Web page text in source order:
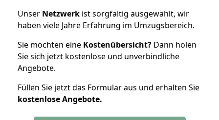
Unser Netzwerk ist sorgfältig ausgewählt, wir
haben viele Jahre Erfahrung im Umzugsbereich.
Sie möchten eine Kostenübersicht? Dann holen
Sie sich jetzt kostenlose und unverbindliche
Angebote.
Füllen Sie jetzt das Formular aus und erhalten Sie
kostenloseAngebote.